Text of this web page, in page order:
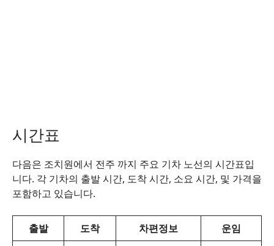
시간표
다음은 조치원에서 전주 까지 주요 기차 노선의 시간표입
니다. 각 기차의 출발 시간, 도착 시간, 소요 시간, 및 가격을
포함하고 있습니다.
출발 도착 차편정보
운임